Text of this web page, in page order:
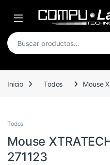
Open
Buscar por:
Inicio Todos Mouse
Todos
Mouse
271123